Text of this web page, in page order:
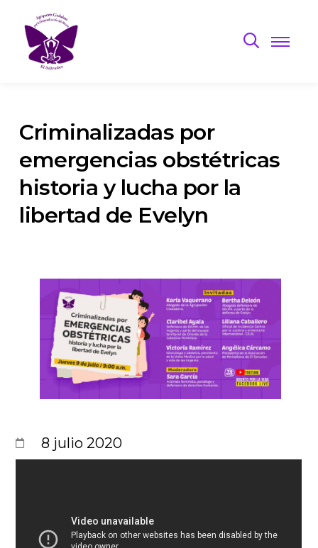
Criminalizadas por
emergencias obstétricas
historia y lucha por la
libertad de Evelyn
8 julio 2020